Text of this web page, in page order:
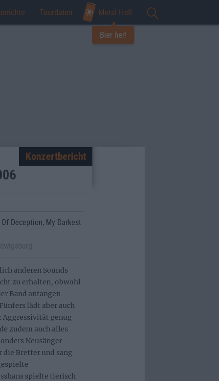
Tourdaten Metal Hell
Bier her!
Konzertbericht
Deception, My Darkest
anderen Sounds
zu erhalten, obwohl
Band anfangen
lädt aber auch
genug
zudem auch alles
Neusänger
die Bretter und sang
spielte tierisch